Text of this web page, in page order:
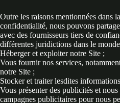
Outre les raisons mentionnées dans
confidentialité, nous pouvons
avec des fournisseurs tiers de
différentes juridictions dans le
Héberger et exploiter notre Site ;
Vous fournir nos services,
notre Site ;
Stocker et traiter lesdites
Vous présenter des publicités et
campagnes publicitaires pour nous